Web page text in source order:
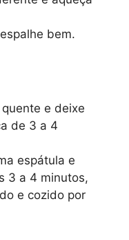
bem.
e deixe
de 3 a 4
espátula e
3 a 4 minutos,
e cozido por